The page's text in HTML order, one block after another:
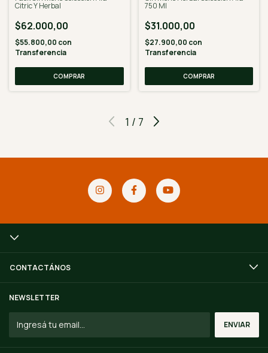
Citric Y Herbal
$62.000,00
$55.800,00 con
Transferencia
750 Ml
$31.000,00
$27.900,00 con
Transferencia
1 / 7
CONTACTÁNOS
NEWSLETTER